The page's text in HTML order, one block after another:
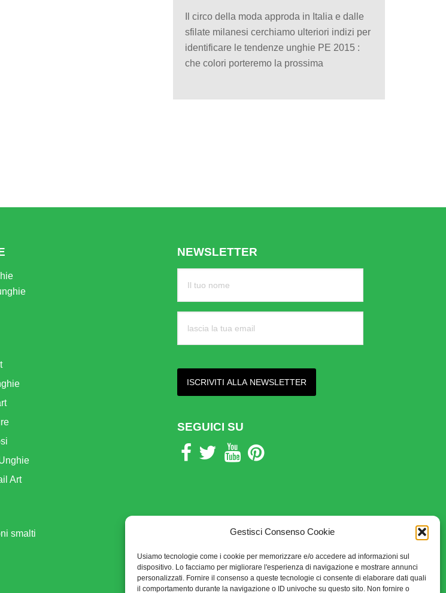
Gestisci Consenso Cookie
Usiamo tecnologie come i cookie per memorizzare e/o accedere ad informazioni sul
dispositivo. Lo facciamo per migliorare l'esperienza di navigazione e mostrare annunci
personalizzati. Fornire il consenso a queste tecnologie ci consente di elaborare dati quali
il comportamento durante la navigazione o ID univoche su questo sito. Non fornire o
Il circo della moda approda in Italia e dalle
sfilate milanesi cerchiamo ulteriori indizi per
identificare le tendenze unghie PE 2015 :
che colori porteremo la prossima
Art
smalti
NEWSLETTER
SEGUICI SU